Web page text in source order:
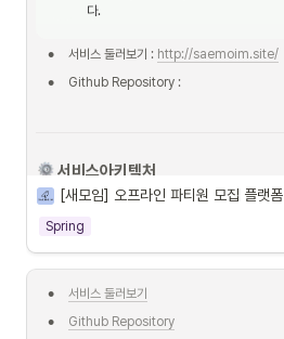
다.
• 서비스 둘러보기 : http://saemoim.site/
• Github Repository :
서비스아키텍처
[새모임] 오프라인 파티원 모집 플랫폼
Spring
• 서비스 둘러보기
• Github Repository